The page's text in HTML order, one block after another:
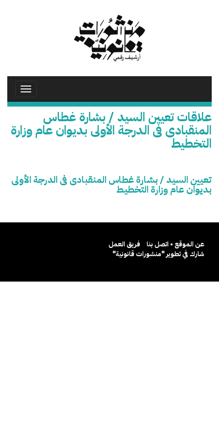
Toggle
علاقات تعيين السيد / بشارة غطاس
المنقبادى فى الدرجة الأولى بديوان عام وزارة
التخطيط
تعيين السيد / بشارة غطاس المنقبادى فى الدرجة الأولى
بديوان عام وزارة التخطيط
عن الموقع • اتصل بنا
فريق العمل
شارك في تطوير "منشورات قانونية"